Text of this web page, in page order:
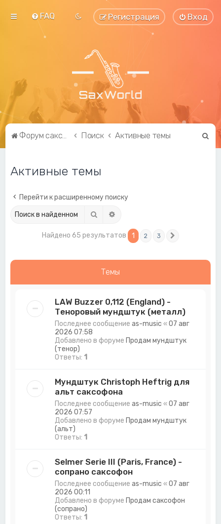
FAQ Вход
Регистрация
Форум саксофонистов SaxWorld.org Поиск Активные темы
Активные темы
Перейти к расширенному поиску
Поиск
Найдено 65 результатов 1 2 3
Темы
LAW Buzzer 0,112 (England) -
Теноровый мундштук (металл)
Последнее сообщениеas-music «07 авг
2026 07:58
Добавлено в форуме Продам мундштук
(тенор)
Ответы: 1
Мундштук Christoph Heftrig для
альт саксофона
Последнее сообщениеas-music «07 авг
2026 07:57
Добавлено в форуме Продам мундштук
(альт)
Ответы: 1
Selmer Serie III (Paris, France) -
сопрано саксофон
Последнее сообщениеas-music «07 авг
2026 00:11
Добавлено в форуме Продам саксофон
(сопрано)
Ответы: 1